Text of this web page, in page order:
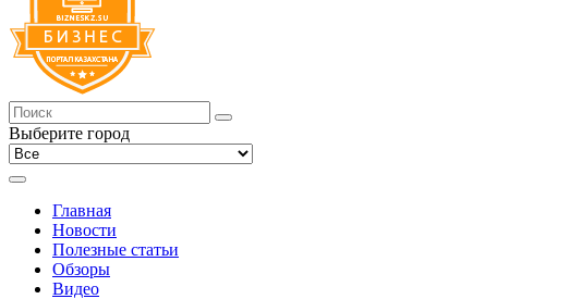
Выберите город
Главная
Новости
Полезные статьи
Обзоры
Видео